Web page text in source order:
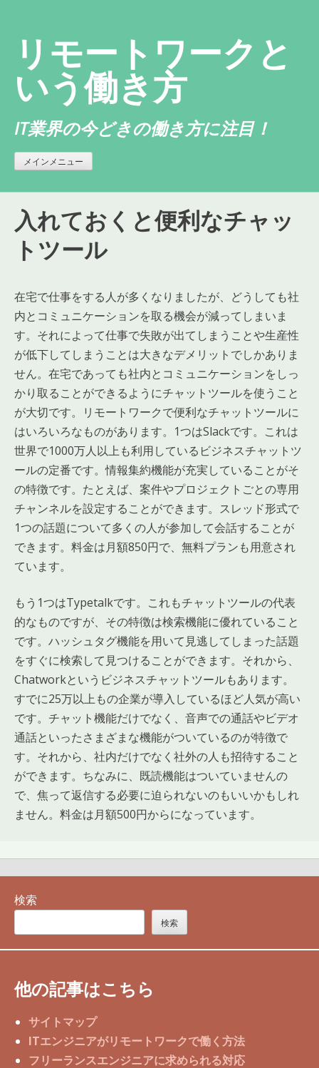
リモートワークと
いう働き方
IT業界の今どきの働き方に注目！
メインメニュー
入れておくと便利なチャッ
トツール
在宅で仕事をする人が多くなりましたが、どうしても社
内とコミュニケーションを取る機会が減ってしまいま
す。それによって仕事で失敗が出てしまうことや生産性
が低下してしまうことは大きなデメリットでしかありま
せん。在宅であっても社内とコミュニケーションをしっ
かり取ることができるようにチャットツールを使うこと
が大切です。リモートワークで便利なチャットツールに
はいろいろなものがあります。1つはSlackです。これは
世界で1000万人以上も利用しているビジネスチャットツ
ールの定番です。情報集約機能が充実していることがそ
の特徴です。たとえば、案件やプロジェクトごとの専用
チャンネルを設定することができます。スレッド形式で
1つの話題について多くの人が参加して会話することが
できます。料金は月額850円で、無料プランも用意され
ています。
もう1つはTypetalkです。これもチャットツールの代表
的なものですが、その特徴は検索機能に優れていること
です。ハッシュタグ機能を用いて見逃してしまった話題
をすぐに検索して見つけることができます。それから、
Chatworkというビジネスチャットツールもあります。
すでに25万以上もの企業が導入しているほど人気が高い
です。チャット機能だけでなく、音声での通話やビデオ
通話といったさまざまな機能がついているのが特徴で
す。それから、社内だけでなく社外の人も招待すること
ができます。ちなみに、既読機能はついていませんの
で、焦って返信する必要に迫られないのもいいかもしれ
ません。料金は月額500円からになっています。
検索
検索
他の記事はこちら
サイトマップ
ITエンジニアがリモートワークで働く方法
フリーランスエンジニアに求められる対応